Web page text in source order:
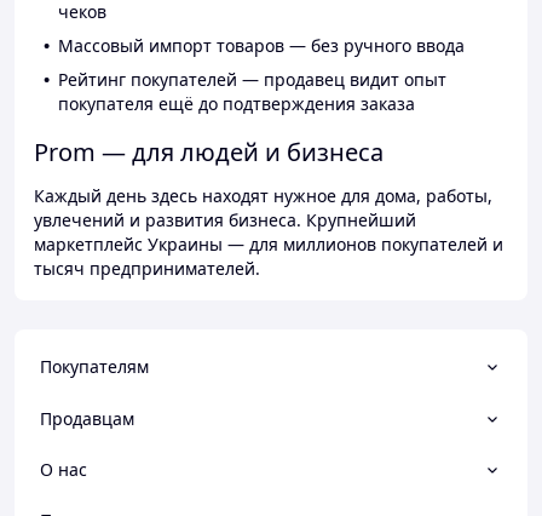
чеков
Массовый импорт товаров — без ручного ввода
Рейтинг покупателей — продавец видит опыт
покупателя ещё до подтверждения заказа
Prom — для людей и бизнеса
Каждый день здесь находят нужное для дома, работы,
увлечений и развития бизнеса. Крупнейший
маркетплейс Украины — для миллионов покупателей и
тысяч предпринимателей.
Покупателям
Продавцам
О нас